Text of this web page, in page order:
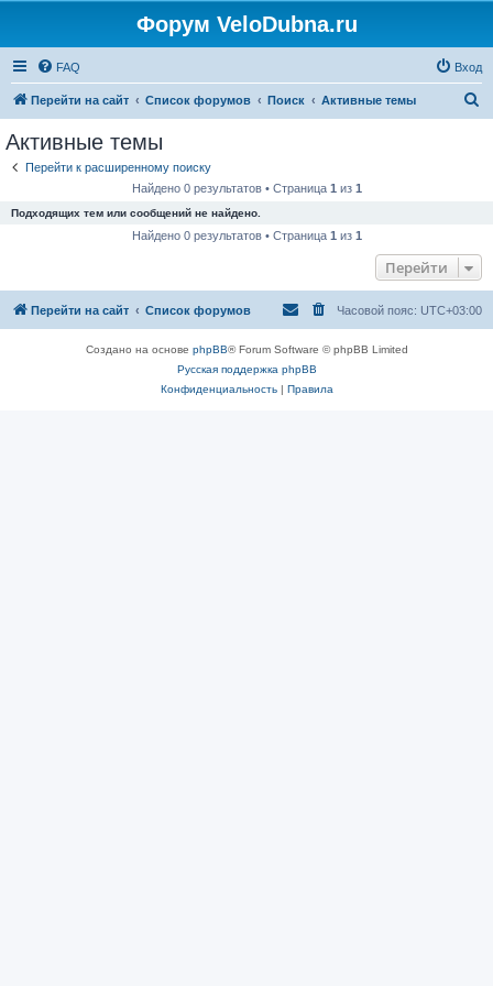
Форум VeloDubna.ru
FAQ Вход
Перейти на сайт Список форумов Поиск Активные темы
Активные темы
Перейти к расширенному поиску
Найдено 0 результатов • Страница 1 из 1
Подходящих тем или сообщений не найдено.
Найдено 0 результатов • Страница 1 из 1
Перейти
Перейти на сайт Список форумов Часовой пояс: UTC+03:00
Создано на основе phpBB® Forum Software © phpBB Limited
Русская поддержка phpBB
Конфиденциальность| Правила